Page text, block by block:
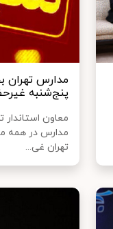
مدارس تهران
پنج‌شنبه
معاون
مدارس در همه
تهران غی...